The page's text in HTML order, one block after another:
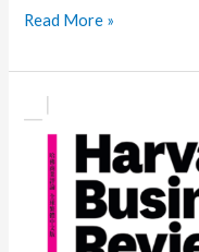
文
可
When
Culture
Read More »